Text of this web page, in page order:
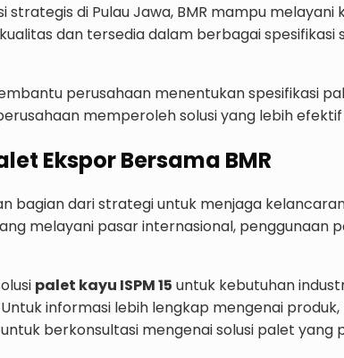
strategis di Pulau Jawa, BMR mampu
dan tersedia dalam berbagai
perusahaan menentukan spesifikasi
memperoleh solusi yang lebih
Ekspor Bersama BMR
bagian dari strategi untuk menjaga
melayani pasar internasional, penggunaan
palet kayu ISPM 15 untuk kebutuhan
informasi lebih lengkap mengenai
berkonsultasi mengenai solusi palet yang